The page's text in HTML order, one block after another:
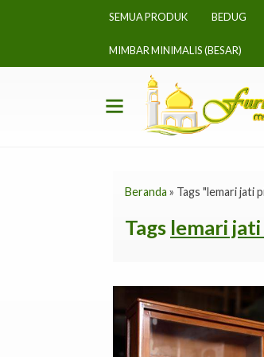
SEMUA PRODUK BEDUG
MIMBAR MINIMALIS (BESAR)
Beranda » Tags "lemari jati
Tags lemari